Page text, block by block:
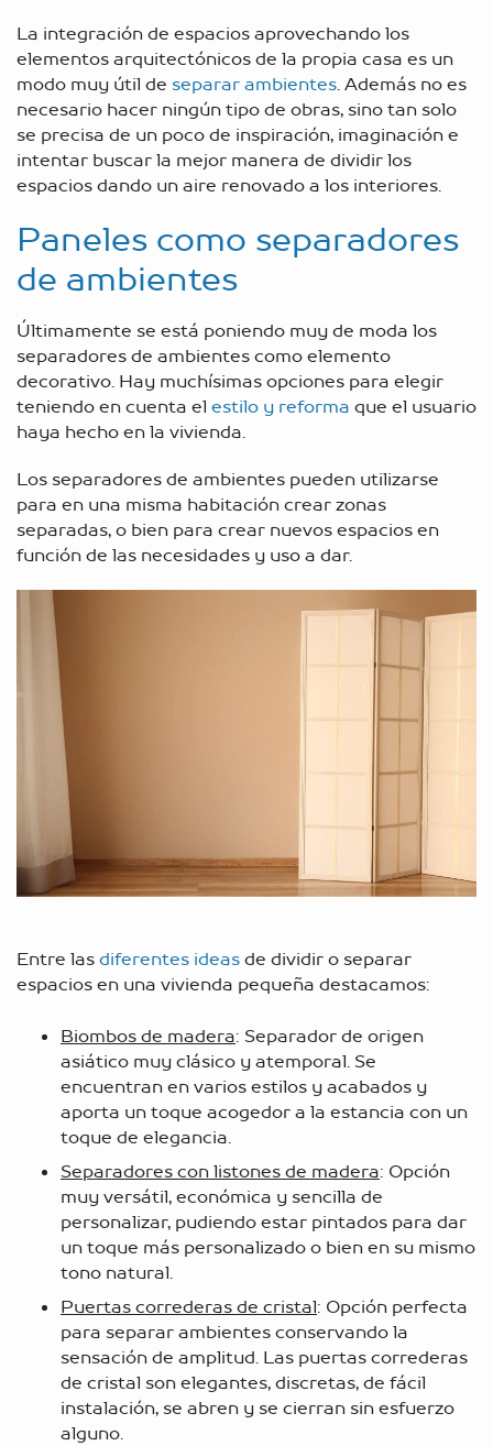
La integración de espacios aprovechando los
elementos arquitectónicos de la propia casa es un
modo muy útil de separar ambientes. Además no es
necesario hacer ningún tipo de obras, sino tan solo
se precisa de un poco de inspiración, imaginación e
intentar buscar la mejor manera de dividir los
espacios dando un aire renovado a los interiores.
Paneles como separadores
de ambientes
Últimamente se está poniendo muy de moda los
separadores de ambientes como elemento
decorativo. Hay muchísimas opciones para elegir
teniendo en cuenta el estilo y reforma que el usuario
haya hecho en la vivienda.
Los separadores de ambientes pueden utilizarse
para en una misma habitación crear zonas
separadas, o bien para crear nuevos espacios en
función de las necesidades y uso a dar.
Entre lasdiferentes ideasde dividir o separar
espacios en una vivienda pequeña destacamos:
Biombos de madera: Separador de origen
asiático muy clásico y atemporal. Se
encuentran en varios estilos y acabados y
aporta un toque acogedor a la estancia con un
toque de elegancia.
Separadores con listones de madera: Opción
muy versátil, económica y sencilla de
personalizar, pudiendo estar pintados para dar
un toque más personalizado o bien en su mismo
tono natural.
Puertas correderas de cristal: Opción perfecta
para separar ambientes conservando la
sensación de amplitud. Las puertas correderas
de cristal son elegantes, discretas, de fácil
instalación, se abren y se cierran sin esfuerzo
alguno.